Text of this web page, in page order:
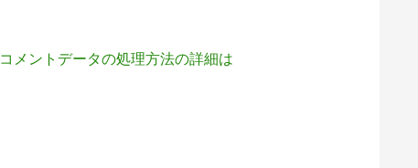
コメントデータの処理方法の詳細は